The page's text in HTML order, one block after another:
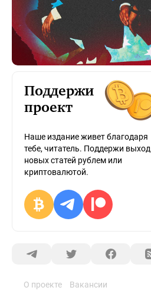
Поддержи
проект
Наше издание живет благодаря
тебе, читатель. Поддержи выход
новых статей рублем или
криптовалютой.
О проекте
Вакансии